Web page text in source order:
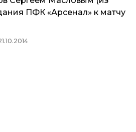
ПФК «Арсенал» к матчу